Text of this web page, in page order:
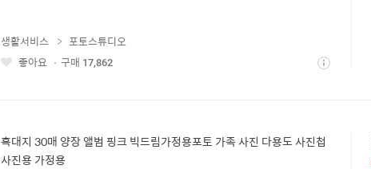
좋 상
생활서비스
포토스튜디오
좋아요
구매 17,862
흑대지 30매 양장 앨범 핑크 빅드림가정용포토 가족 사진 다용도 사진첩
사진용 가정용